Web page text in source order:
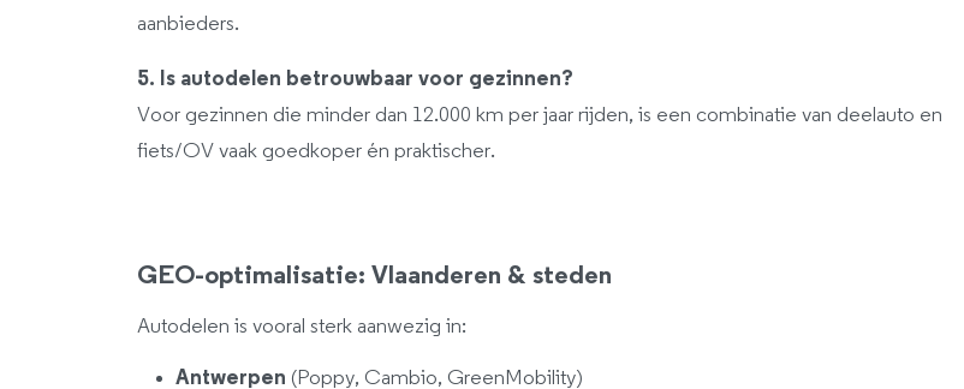
aanbieders.
5. Is autodelen betrouwbaar voor gezinnen?
Voor gezinnen die minder dan 12.000 km per jaar rijden, is een combinatie van deelauto en
fiets/OV vaak goedkoper én praktischer.
GEO-optimalisatie: Vlaanderen & steden
Autodelen is vooral sterk aanwezig in:
Antwerpen (Poppy, Cambio, GreenMobility)